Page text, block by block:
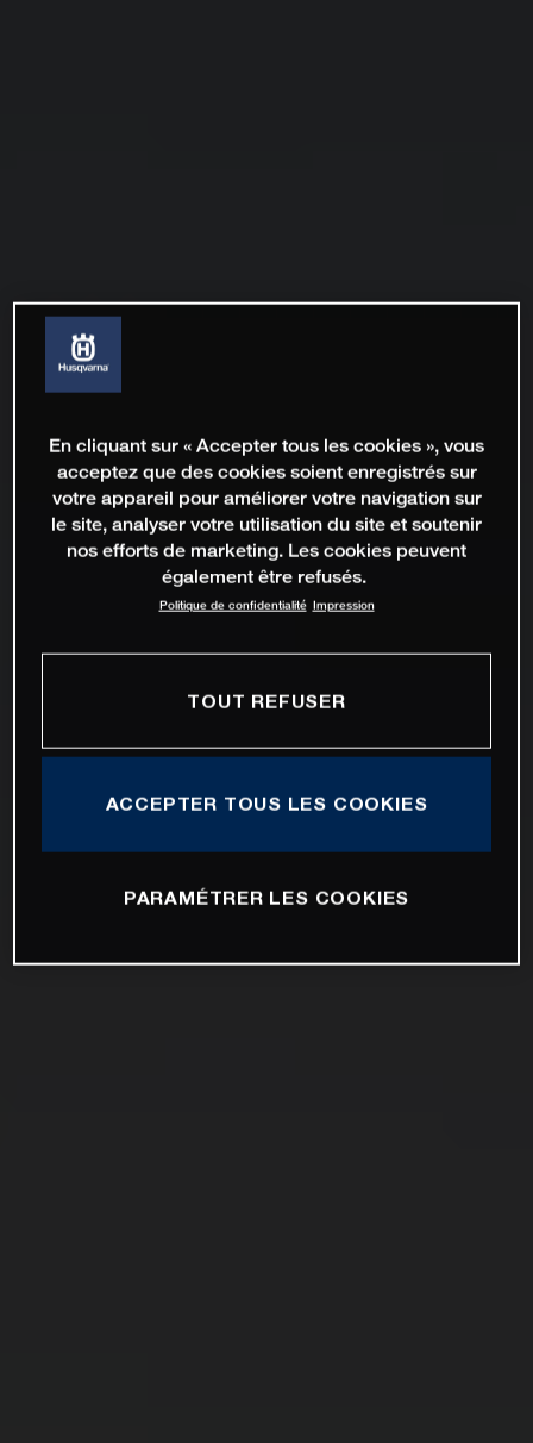
En cliquant sur « Accepter tous les cookies », vous
acceptez que des cookies soient enregistrés sur
votre appareil pour améliorer votre navigation sur
le site, analyser votre utilisation du site et soutenir
nos efforts de marketing. Les cookies peuvent
également être refusés.
Politique de confidentialité Impression
TOUT REFUSER
ACCEPTER TOUS LES COOKIES
PARAMÉTRER LES COOKIES